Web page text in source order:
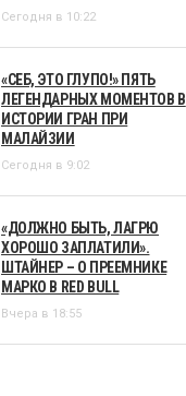
Сегодня в 10:22
«СЕБ, ЭТО ГЛУПО!» ПЯТЬ
ЛЕГЕНДАРНЫХ МОМЕНТОВ В
ИСТОРИИ ГРАН ПРИ
МАЛАЙЗИИ
Сегодня в 9:02
«ДОЛЖНО БЫТЬ, ЛАГРЮ
ХОРОШО ЗАПЛАТИЛИ».
ШТАЙНЕР – О ПРЕЕМНИКЕ
МАРКО В RED BULL
Вчера в 18:55